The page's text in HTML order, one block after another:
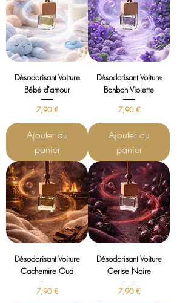
Désodorisant Voiture
Bébé d'amour
Prix
7,90 €
Ajouter au
panier
Désodorisant Voiture
Bonbon Violette
Prix
7,90 €
Ajouter au
panier
Désodorisant Voiture
Cachemire Oud
Prix
7,90 €
Désodorisant Voiture
Cerise Noire
Prix
7,90 €